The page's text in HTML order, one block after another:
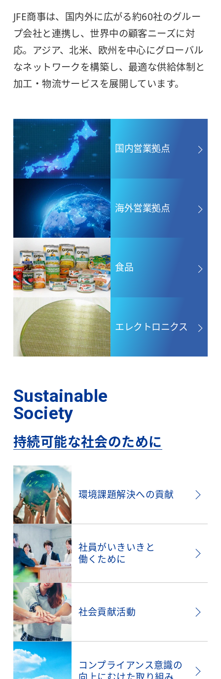
JFE商事は、国内外に広がる約60社のグルー
プ会社と連携し、世界中の顧客ニーズに対
応。アジア、北米、欧州を中心にグローバル
なネットワークを構築し、最適な供給体制と
加工・物流サービスを展開しています。
国内営業拠点
海外営業拠点
食品
エレクトロニクス
Sustainable
Society
持続可能な社会のために
環境課題解決への貢献
社員がいきいきと
働くために
社会貢献活動
コンプライアンス意識の